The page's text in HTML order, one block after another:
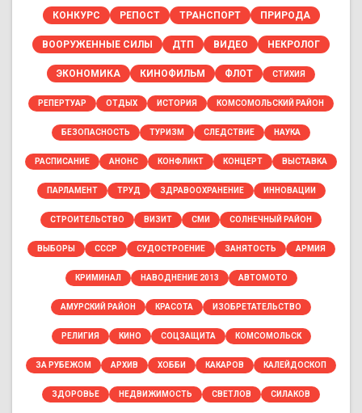
КОНКУРС РЕПОСТ ТРАНСПОРТ ПРИРОДА
ВООРУЖЕННЫЕ СИЛЫ ДТП ВИДЕО НЕКРОЛОГ
ЭКОНОМИКА КИНОФИЛЬМ ФЛОТ СТИХИЯ
РЕПЕРТУАР ОТДЫХ ИСТОРИЯ КОМСОМОЛЬСКИЙ РАЙОН
БЕЗОПАСНОСТЬ ТУРИЗМ СЛЕДСТВИЕ НАУКА
РАСПИСАНИЕ АНОНС КОНФЛИКТ КОНЦЕРТ ВЫСТАВКА
ПАРЛАМЕНТ ТРУД ЗДРАВООХРАНЕНИЕ ИННОВАЦИИ
СТРОИТЕЛЬСТВО ВИЗИТ СМИ СОЛНЕЧНЫЙ РАЙОН
ВЫБОРЫ СССР СУДОСТРОЕНИЕ ЗАНЯТОСТЬ АРМИЯ
КРИМИНАЛ НАВОДНЕНИЕ 2013 АВТОМОТО
АМУРСКИЙ РАЙОН КРАСОТА ИЗОБРЕТАТЕЛЬСТВО
РЕЛИГИЯ КИНО СОЦЗАЩИТА КОМСОМОЛЬСК
ЗА РУБЕЖОМ АРХИВ ХОББИ КАКАРОВ КАЛЕЙДОСКОП
ЗДОРОВЬЕ НЕДВИЖИМОСТЬ СВЕТЛОВ СИЛАКОВ